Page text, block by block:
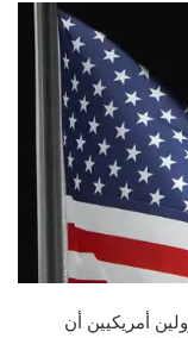
أمريكيين أن